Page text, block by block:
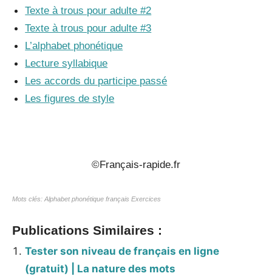
Texte à trous pour adulte #2
Texte à trous pour adulte #3
L’alphabet phonétique
Lecture syllabique
Les accords du participe passé
Les figures de style
©Français-rapide.fr
Mots clés: Alphabet phonétique français Exercices
Publications Similaires :
Tester son niveau de français en ligne
(gratuit) | La nature des mots